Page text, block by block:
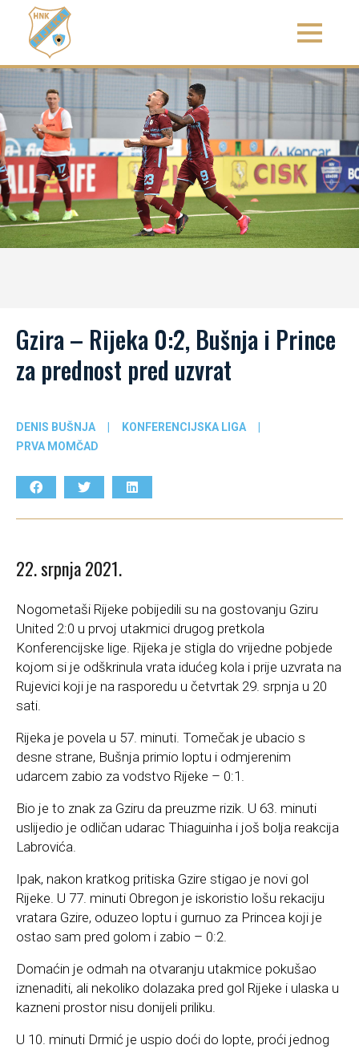
Gzira – Rijeka 0:2, Bušnja i Prince
za prednost pred uzvrat
DENIS BUŠNJA | KONFERENCIJSKA LIGA
|
PRVA MOMČAD
22. srpnja 2021.
Nogometaši Rijeke pobijedili su na gostovanju Gziru
United 2:0 u prvoj utakmici drugog pretkola
Konferencijske lige. Rijeka je stigla do vrijedne pobjede
kojom si je odškrinula vrata idućeg kola i prije uzvrata na
Rujevici koji je na rasporedu u četvrtak 29. srpnja u 20
sati.
Rijeka je povela u 57. minuti. Tomečak je ubacio s
desne strane, Bušnja primio loptu i odmjerenim
udarcem zabio za vodstvo Rijeke – 0:1.
Bio je to znak za Gziru da preuzme rizik. U 63. minuti
uslijedio je odličan udarac Thiaguinha i još bolja reakcija
Labrovića.
Ipak, nakon kratkog pritiska Gzire stigao je novi gol
Rijeke. U 77. minuti Obregon je iskoristio lošu rekaciju
vratara Gzire, oduzeo loptu i gurnuo za Princea koji je
ostao sam pred golom i zabio – 0:2.
Domaćin je odmah na otvaranju utakmice pokušao
iznenaditi, ali nekoliko dolazaka pred gol Rijeke i ulaska u
kazneni prostor nisu donijeli priliku.
U 10. minuti Drmić je uspio doći do lopte, proći jednog